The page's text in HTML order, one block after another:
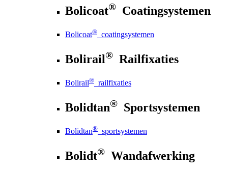
Bolicoat® Coatingsystemen
Bolicoat® coatingsystemen
Bolirail® Railfixaties
Bolirail® railfixaties
Bolidtan® Sportsystemen
Bolidtan® sportsystemen
Bolidt® Wandafwerking